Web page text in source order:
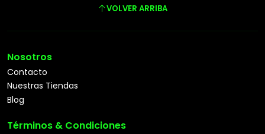
VOLVER ARRIBA
Nosotros
Contacto
Nuestras Tiendas
Blog
Términos & Condiciones